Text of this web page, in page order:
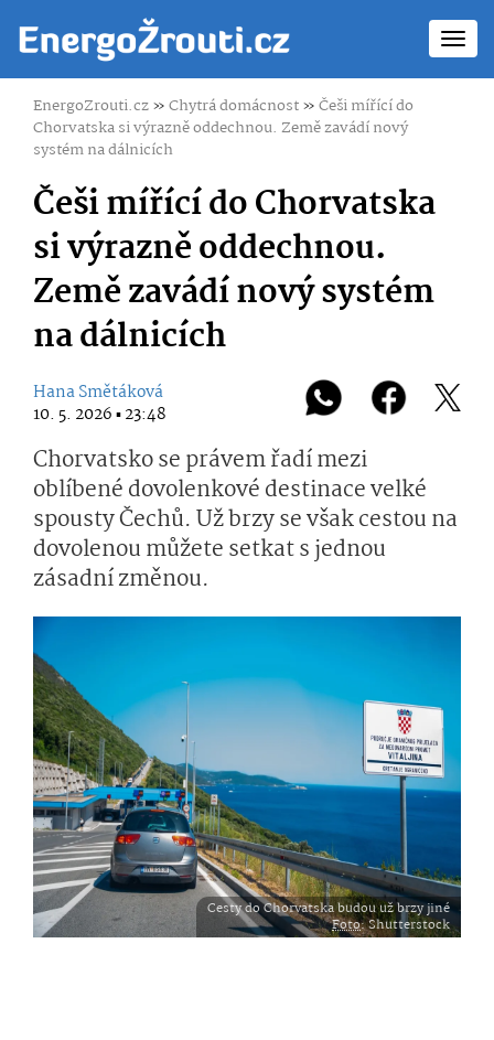
EnergoZrouti.cz»Chytrá domácnost»Češi mířící do
Chorvatska si výrazně oddechnou. Země zavádí nový
systém na dálnicích
Češi mířící do Chorvatska
si výrazně oddechnou.
Země zavádí nový systém
na dálnicích
Hana Smětáková
10. 5. 2026 ▪ 23:48
Chorvatsko se právem řadí mezi
oblíbené dovolenkové destinace velké
spousty Čechů. Už brzy se však cestou na
dovolenou můžete setkat s jednou
zásadní změnou.
Cesty do Chorvatska budou už brzy jiné
Foto: Shutterstock